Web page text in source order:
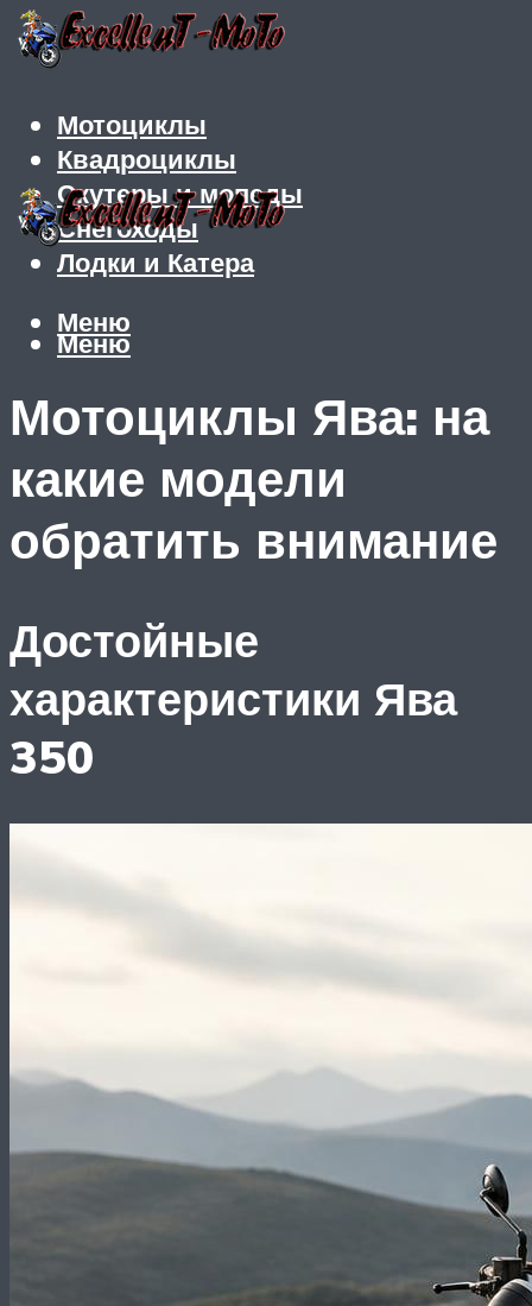
Мотоциклы
Квадроциклы
Скутеры и мопеды
Снегоходы
Лодки и Катера
Меню
Меню
Мотоциклы Ява: на
какие модели
обратить внимание
Достойные
характеристики Ява
350